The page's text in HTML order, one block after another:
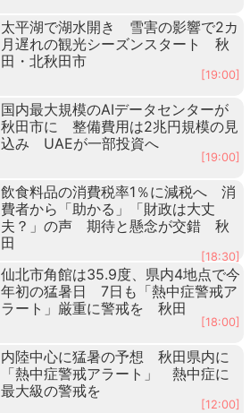
太平湖で湖水開き 雪害の影響で2カ
月遅れの観光シーズンスタート 秋
田・北秋田市
[19:00]
国内最大規模のAIデータセンターが
秋田市に 整備費用は2兆円規模の見
込み UAEが一部投資へ
[19:00]
飲食料品の消費税率1％に減税へ 消
費者から「助かる」「財政は大丈
夫？」の声 期待と懸念が交錯 秋
田
[18:30]
仙北市角館は35.9度、県内4地点で今
年初の猛暑日 7日も「熱中症警戒ア
ラート」厳重に警戒を 秋田
[18:00]
内陸中心に猛暑の予想 秋田県内に
「熱中症警戒アラート」 熱中症に
最大級の警戒を
[12:00]